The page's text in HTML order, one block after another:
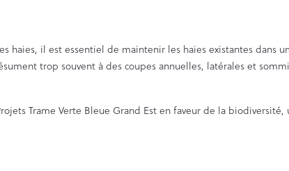
haies, il est essentiel de maintenir les haies existantes dans
trop souvent à des coupes annuelles, latérales et
Trame Verte Bleue Grand Est en faveur de la